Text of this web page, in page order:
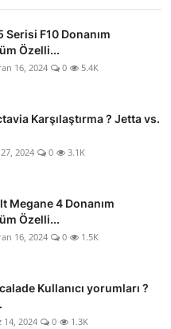
Serisi F10 Donanım
Özelli...
16, 2024 0 5.4K
Karşılaştırma ? Jetta vs.
2024 0 3.1K
Megane 4 Donanım
Özelli...
16, 2024 0 1.5K
Kullanıcı yorumları ?
14, 2024 0 1.3K